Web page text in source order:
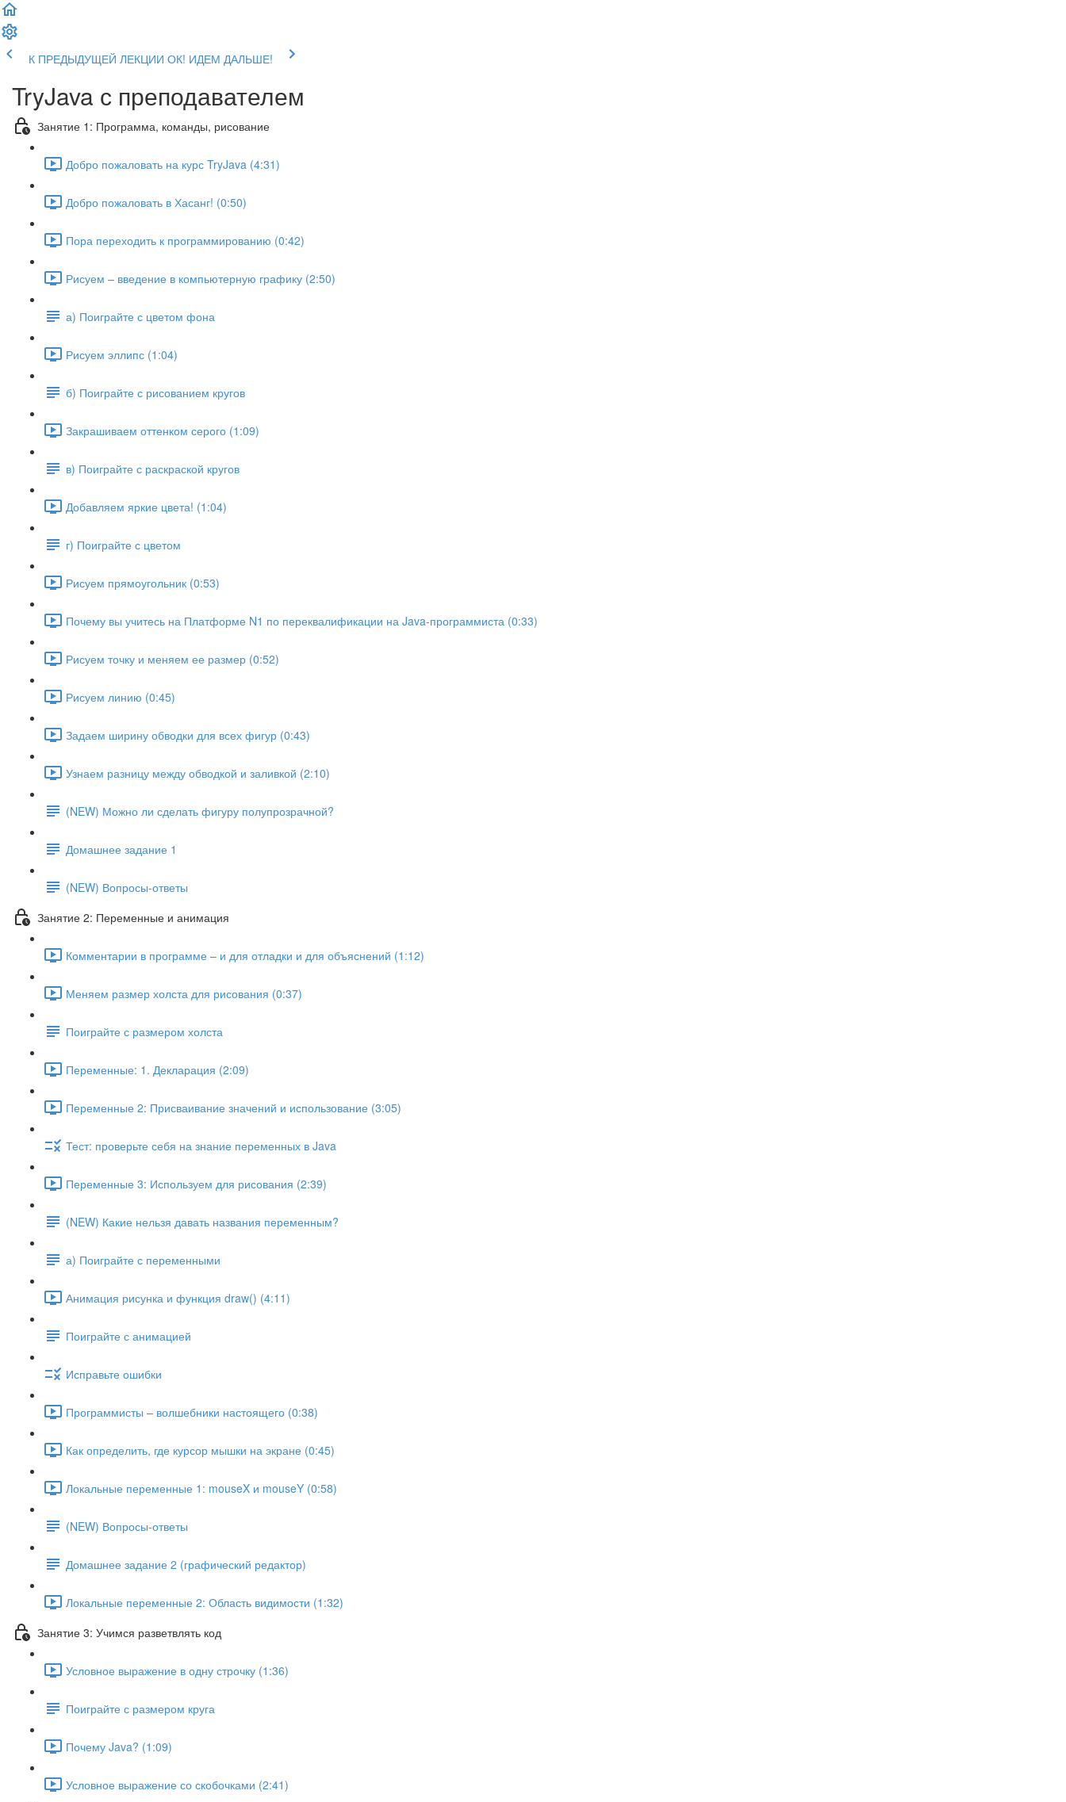
К ПРЕДЫДУЩЕЙ ЛЕКЦИИ ОК! ИДЕМ ДАЛЬШЕ!
TryJava с преподавателем
Занятие 1: Программа, команды, рисование
Добро пожаловать на курс TryJava (4:31)
Добро пожаловать в Хасанг! (0:50)
Пора переходить к программированию (0:42)
Рисуем – введение в компьютерную графику (2:50)
а) Поиграйте с цветом фона
Рисуем эллипс (1:04)
б) Поиграйте с рисованием кругов
Закрашиваем оттенком серого (1:09)
в) Поиграйте с раскраской кругов
Добавляем яркие цвета! (1:04)
г) Поиграйте с цветом
Рисуем прямоугольник (0:53)
Почему вы учитесь на Платформе N1 по переквалификации на Java-программиста (0:33)
Рисуем точку и меняем ее размер (0:52)
Рисуем линию (0:45)
Задаем ширину обводки для всех фигур (0:43)
Узнаем разницу между обводкой и заливкой (2:10)
(NEW) Можно ли сделать фигуру полупрозрачной?
Домашнее задание 1
(NEW) Вопросы-ответы
Занятие 2: Переменные и анимация
Комментарии в программе – и для отладки и для объяснений (1:12)
Меняем размер холста для рисования (0:37)
Поиграйте с размером холста
Переменные: 1. Декларация (2:09)
Переменные 2: Присваивание значений и использование (3:05)
Тест: проверьте себя на знание переменных в Java
Переменные 3: Используем для рисования (2:39)
(NEW) Какие нельзя давать названия переменным?
а) Поиграйте с переменными
Анимация рисунка и функция draw() (4:11)
Поиграйте с анимацией
Исправьте ошибки
Программисты – волшебники настоящего (0:38)
Как определить, где курсор мышки на экране (0:45)
Локальные переменные 1: mouseX и mouseY (0:58)
(NEW) Вопросы-ответы
Домашнее задание 2 (графический редактор)
Локальные переменные 2: Область видимости (1:32)
Занятие 3: Учимся разветвлять код
Условное выражение в одну строчку (1:36)
Поиграйте с размером круга
Почему Java? (1:09)
Условное выражение со скобочками (2:41)